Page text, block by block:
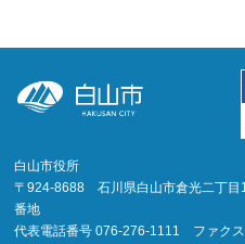
白山市役所
〒924-8688 石川県白山市倉光二丁目1
番地
代表電話番号 076-276-1111 ファクス